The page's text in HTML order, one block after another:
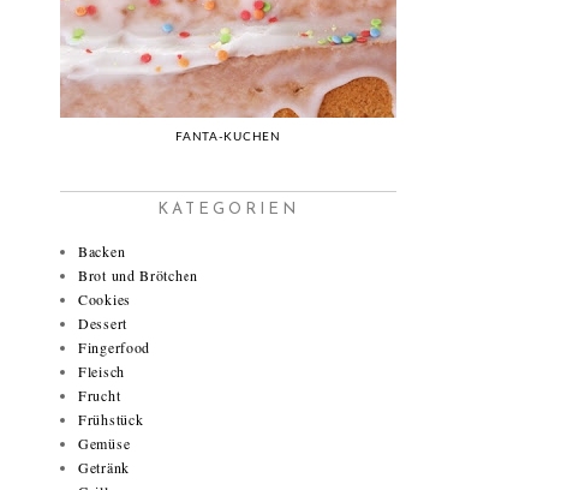
FANTA-KUCHEN
KATEGORIEN
Backen
Brot und Brötchen
Cookies
Dessert
Fingerfood
Fleisch
Frucht
Frühstück
Gemüse
Getränk